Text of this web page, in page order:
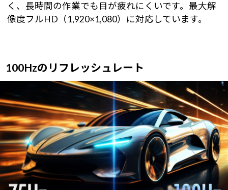
く、長時間の作業でも目が疲れにくいです。最大解
像度フルHD（1,920×1,080）に対応しています。
100Hzのリフレッシュレート